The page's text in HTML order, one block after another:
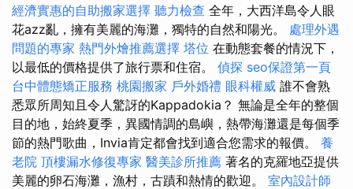
經濟實惠的自助搬家選擇 聽力檢查 全年，大西洋島令人眼
花azz亂，擁有美麗的海灘，獨特的自然和陽光。 處理外遇
問題的專家 熱門外燴推薦選擇 塔位 在動態套餐的情況下，
以最低的價格提供了旅行票和住宿。 偵探 seo保證第一頁
台中體態矯正服務 桃園搬家 戶外婚禮 眼科權威 誰不會熟
悉眾所周知且令人驚訝的Kappadokia？ 無論是全年的整個
目的地，始終夏季，異國情調的島嶼，熱帶海灘還是每個季
節的熱門歌曲，Invia肯定都會找到適合您需求的報價。 養
老院 頂樓漏水修復專家 醫美診所推薦 著名的克羅地亞提供
美麗的卵石海灘，漁村，古蹟和熱情的歡迎。 室內設計師